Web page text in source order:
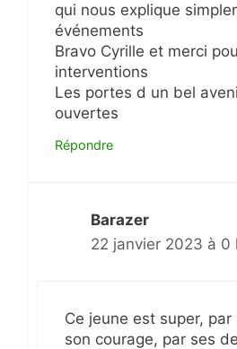
qui nous explique
événements
Bravo Cyrille et merci
interventions
Les portes d un bel
ouvertes
Répondre
Barazer
22 janvier 2023 à 0
Ce jeune est super,
son courage, par ses